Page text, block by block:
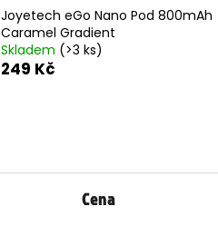
Joyetech eGo Nano Pod 800mAh
Caramel Gradient
Skladem (>3 ks)
249 Kč
Cena